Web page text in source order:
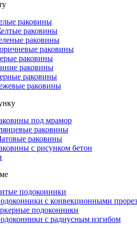
раковины
раковины
раковины
раковины
раковины
раковины
раковины
раковины
под мрамор
раковины
раковины
с рисунком бетон
подоконники
с конвекционными
подоконники
с радиусным изгибом